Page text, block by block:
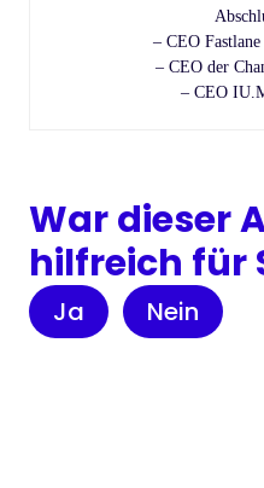
– CEO
– CEO der
– CEO
War dieser
hilfreich für
Ja Nein